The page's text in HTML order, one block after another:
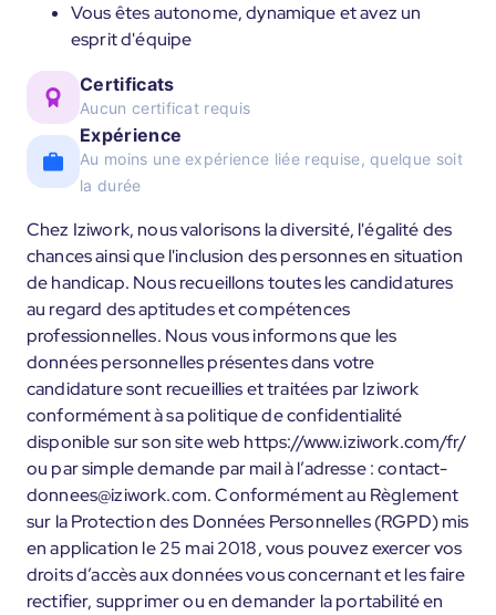
Vous êtes autonome, dynamique et avez un
esprit d'équipe
Certificats
Aucun certificat requis
Expérience
Au moins une expérience liée requise, quelque soit
la durée
Chez Iziwork, nous valorisons la diversité, l'égalité des
chances ainsi que l'inclusion des personnes en situation
de handicap. Nous recueillons toutes les candidatures
au regard des aptitudes et compétences
professionnelles. Nous vous informons que les
données personnelles présentes dans votre
candidature sont recueillies et traitées par Iziwork
conformément à sa politique de confidentialité
disponible sur son site web https://www.iziwork.com/fr/
ou par simple demande par mail à l’adresse : contact-
donnees@iziwork.com. Conformément au Règlement
sur la Protection des Données Personnelles (RGPD) mis
en application le 25 mai 2018, vous pouvez exercer vos
droits d’accès aux données vous concernant et les faire
rectifier, supprimer ou en demander la portabilité en